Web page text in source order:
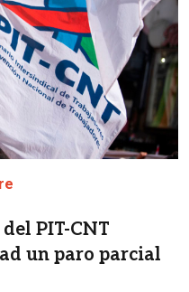
PIT-CNT
un paro parcial